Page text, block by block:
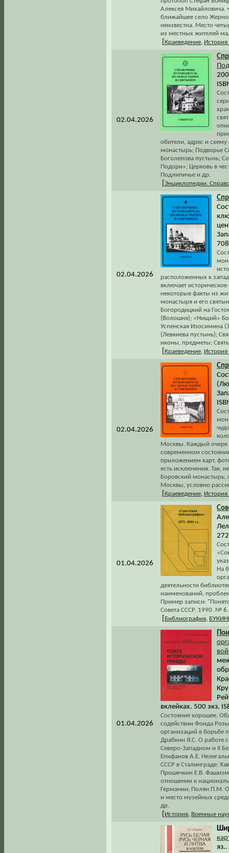
Алексея Михайловича.
ближайшее село
неизвестна. Место
из местных жителей
Краеведение История
02.04.2026
обители, адрес и
монастырь; Подворье
Боголепова пустынь;
Подори»; Церковь в
Подлипичье и др.
Энциклопедии.
02.04.2026
расположенных к
включает
некоторые факты из
монастыря и его
Богородицкий на
(Волошня); «Нищий»
Успенская Изосимина
(Левкиева пустынь);
иконы, предметы;
Краеведение История
02.04.2026
Москвы. Каждый очерк
современном
приложением карт,
есть исключения. Так,
Боровский монастырь,
Москвы, условно
Краеведение История
01.04.2026
На
деятельности
наименований,
Пример записи:
Совета СССР. 1990. №
Библиография
01.04.2026
вклейках. 500 экз.
Состояние хорошее.
содействии Фонда
организаций в борьбе
Драбкин Я.С. О работе
Северо-Западном и II
Епифанов А.Е.
СССР в Сталинграде;
Прошечкин Е.В. Фашизм
отношении к
Германии; Полян П.М. О
и место музейных
др.
История Военные